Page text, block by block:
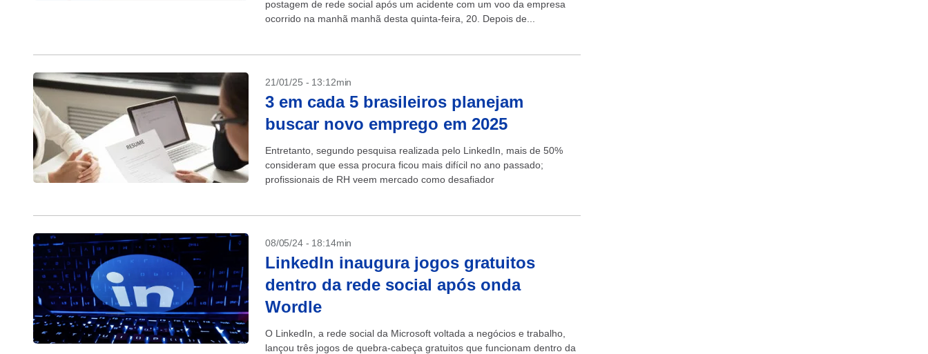
postagem de rede social após um acidente com um voo da empresa
ocorrido na manhã manhã desta quinta-feira, 20. Depois de...
21/01/25 - 13:12min
3 em cada 5 brasileiros planejam
buscar novo emprego em 2025
Entretanto, segundo pesquisa realizada pelo LinkedIn, mais de 50%
consideram que essa procura ficou mais difícil no ano passado;
profissionais de RH veem mercado como desafiador
08/05/24 - 18:14min
LinkedIn inaugura jogos gratuitos
dentro da rede social após onda
Wordle
O LinkedIn, a rede social da Microsoft voltada a negócios e trabalho,
lançou três jogos de quebra-cabeça gratuitos que funcionam dentro da